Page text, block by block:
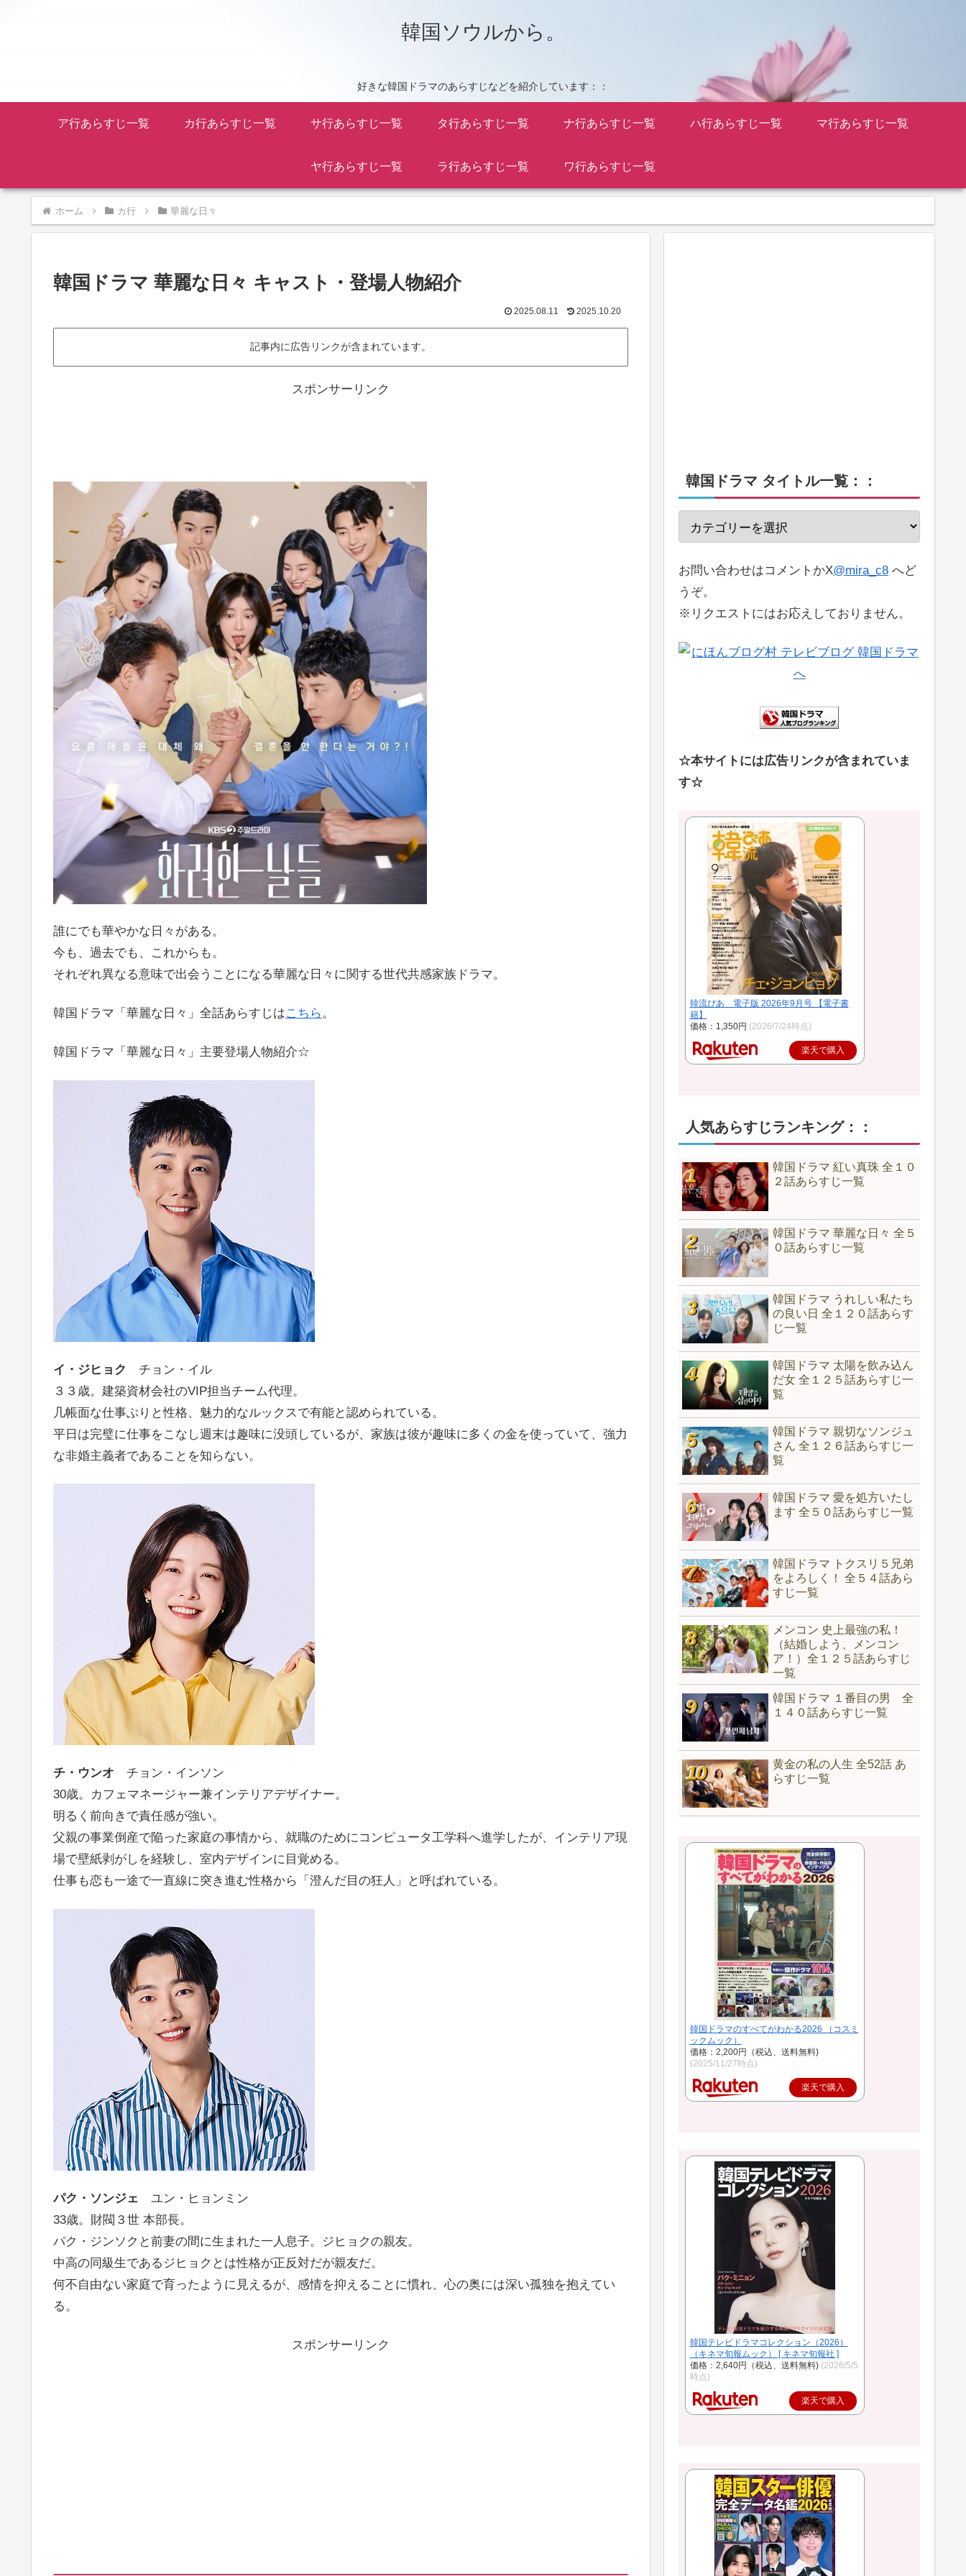
韓国ソウルから。
好きな韓国ドラマのあらすじなどを紹介しています：：
ア行あらすじ一覧 カ行あらすじ一覧 サ行あらすじ一覧 タ行あらすじ一覧 ナ行あらすじ一覧 ハ行あらすじ一覧 マ行あらすじ一覧
ヤ行あらすじ一覧 ラ行あらすじ一覧 ワ行あらすじ一覧
ホーム カ行 華麗な日々
韓国ドラマ 華麗な日々 キャスト・登場人物紹介
2025.08.11 2025.10.20
記事内に広告リンクが含まれています。
スポンサーリンク
誰にでも華やかな日々がある。
今も、過去でも、これからも。
それぞれ異なる意味で出会うことになる華麗な日々に関する世代共感家族ドラマ。
韓国ドラマ「華麗な日々」全話あらすじはこちら。
韓国ドラマ「華麗な日々」主要登場人物紹介☆
イ・ジヒョク
チョン・イル
３３歳。建築資材会社のVIP担当チーム代理。
几帳面な仕事ぶりと性格、魅力的なルックスで有能と認められている。
平日は完璧に仕事をこなし週末は趣味に没頭しているが、家族は彼が趣味に多くの金を使っていて、強力
な非婚主義者であることを知らない。
チ・ウンオ チョン・インソン
30歳。カフェマネージャー兼インテリアデザイナー。
明るく前向きで責任感が強い。
父親の事業倒産で陥った家庭の事情から、就職のためにコンピュータ工学科へ進学したが、インテリア現
場で壁紙剥がしを経験し、室内デザインに目覚める。
仕事も恋も一途で一直線に突き進む性格から「澄んだ目の狂人」と呼ばれている。
パク・ソンジェ ユン・ヒョンミン
33歳。財閥３世 本部長。
パク・ジンソクと前妻の間に生まれた一人息子。ジヒョクの親友。
中高の同級生であるジヒョクとは性格が正反対だが親友だ。
何不自由ない家庭で育ったように見えるが、感情を抑えることに慣れ、心の奥には深い孤独を抱えてい
る。
スポンサーリンク
韓国ドラマ タイトル一覧：：
お問い合わせはコメントかX@mira_c8 へど
うぞ。
※リクエストにはお応えしておりません。
☆本サイトには広告リンクが含まれていま
す☆
韓流ぴあ 電子版 2026年9月号 【電子書
籍】
価格：1,350円 (2026/7/24時点)
楽天で購入
人気あらすじランキング：：
韓国ドラマ 紅い真珠 全１０
２話あらすじ一覧
韓国ドラマ 華麗な日々 全５
０話あらすじ一覧
韓国ドラマ うれしい私たち
の良い日 全１２０話あらす
じ一覧
韓国ドラマ 太陽を飲み込ん
だ女 全１２５話あらすじ一
覧
韓国ドラマ 親切なソンジュ
さん 全１２６話あらすじ一
覧
韓国ドラマ 愛を処方いたし
ます 全５０話あらすじ一覧
韓国ドラマ トクスリ５兄弟
をよろしく！ 全５４話あら
すじ一覧
メンコン 史上最強の私！
（結婚しよう、メンコン
ア！）全１２５話あらすじ
一覧
韓国ドラマ １番目の男 全
１４０話あらすじ一覧
黄金の私の人生 全52話 あ
らすじ一覧
韓国ドラマのすべてがわかる2026 （コスミ
ックムック）
価格：2,200円（税込、送料無料)
(2025/11/27時点)
楽天で購入
韓国テレビドラマコレクション（2026）
（キネマ旬報ムック） [ キネマ旬報社 ]
価格：2,640円（税込、送料無料) (2026/5/5
時点)
楽天で購入